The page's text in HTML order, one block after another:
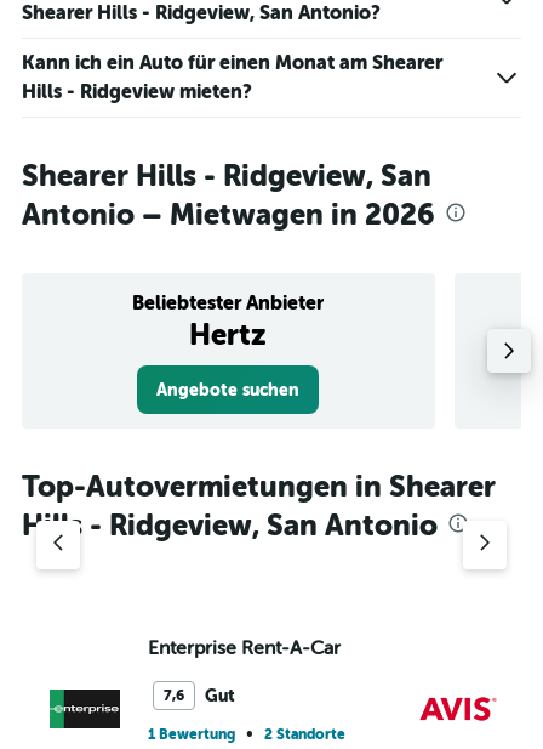
Shearer Hills - Ridgeview, San Antonio?
Kann ich ein Auto für einen Monat am Shearer
Hills - Ridgeview mieten?
Shearer Hills - Ridgeview, San
Antonio – Mietwagen in 2026
Beliebtester Anbieter
Hertz
Angebote suchen
Top-Autovermietungen in Shearer
Hills - Ridgeview, San Antonio
Enterprise Rent-A-Car
7,6 Gut
1 Bewertung • 2 Standorte